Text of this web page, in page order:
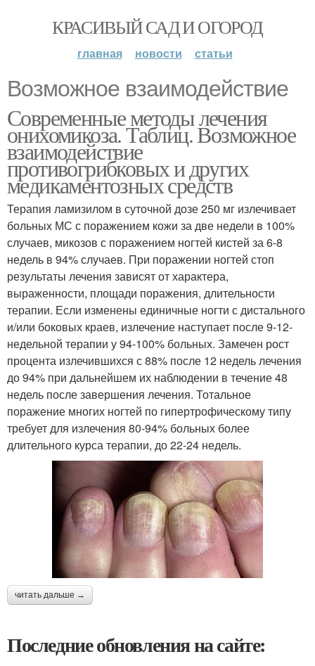
КРАСИВЫЙ САД И ОГОРОД
главная новости статьи
Возможное взаимодействие
Современные методы лечения
онихомикоза. Таблиц. Возможное
взаимодействие
противогрибковых и других
медикаментозных средств
Терапия ламизилом в суточной дозе 250 мг излечивает
больных МС с поражением кожи за две недели в 100%
случаев, микозов с поражением ногтей кистей за 6-8
недель в 94% случаев. При поражении ногтей стоп
результаты лечения зависят от характера,
выраженности, площади поражения, длительности
терапии. Если изменены единичные ногти с дистального
и/или боковых краев, излечение наступает после 9-12-
недельной терапии у 94-100% больных. Замечен рост
процента излечившихся с 88% после 12 недель лечения
до 94% при дальнейшем их наблюдении в течение 48
недель после завершения лечения. Тотальное
поражение многих ногтей по гипертрофическому типу
требует для излечения 80-94% больных более
длительного курса терапии, до 22-24 недель.
читать дальше →
Последние обновления на сайте: